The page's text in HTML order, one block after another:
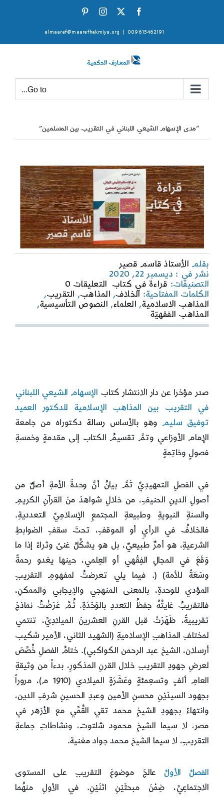
Facebook
X
Instagram
009615462191
almaaref@maarefhekmiya.org
Go to...
“مدى الإسهام الشيعي اللبناني في التقريب بين المسلمين”
بقلم الأستاذ قاسم قصير
نشر في : ديسمبر 22, 2020
التصنيفات: قراءة في كتاب التعليقات 0
“مدى
الإسهام
اللبناني
الكلمات المفتاحية: الخلاف, المذاهب, التقريب,
المذاهب الاسلامية, العلماء, النصوص التأسيسية,
المذاهب الفقهيّة
صدر مؤخرا عن دار الانتشار كتاب الإسهام الشيعي اللبناني
في التقريب بين المذاهب الإسلامية للدكتور العميد
توفيق سليم وهو بالأساس رسالة دكتوراه من جامعة
الإمام الأوزاعي وتمَّ تقسيمُ الكتاب إلى مقدمةٍ وخمسةِ
فصولٍ وخاتِمةٍ
في الفصلِ التمهيدِيِّ تَمَّ بيانُ أنَّ وحدةَ الأمةِ أصلٌ من
أصولِ الدينِ الحنيفِ، من خلالِ شواهدَ منَ القرآنِ الكريمِ
والسنةِ النبويةِ وطبيعةِ المجتمعِ الإسلامِيِّ التعدديةِ.
فالخلافُ في الرأيِ أو الموقفِ، تحتَ سقفِ الضوابطِ
الشرعيةِ، هو أمرٌ طبيعيٌ، بل هو يشكِّلُ غنىً وثراءً إذا ما
وَقَعَ في المجالِ الفِقْهي أو العِلمي، حينها يغدو رحمةً
وسَعَةً للأمة) (. فيما يلي تعرضتُ لمفهومِ التقريبِ
المؤدي للوحدةِ، بالمعنى المنهجي والإيجابي والممكنِ،
فالتقريبُ غايتُهُ حِفظُ التعددِ بالوَحْدَةِ. ثُمَّ عَرَضْتُ نماذجَ
تقريبيةً، ظَهَرَتْ قبل القرنِ العشرينَ الميلادِيِّ، تنتمي
لمختلفِ المذاهبِ الإسلاميةِ (الشهيد الثاني، الأمير شكيب
أرسلان، الشيخ عبد الرحمن الكواكبي). ختامُ الفصلِ خُصِّصَ
لعرضِ جهودِ التقريبِ خلال القرنِ المذكورِ، بدءاً من وثيقةِ
العامِ ألفٍ وتسعِمئةٍ وعَشَرَةٍ الميلادي (1910 م)، مروراً
بجهود السيدَيْنِ محسنِ الأمين وعبدِ الحسينِ شرفِ الدين،
وانتهاءً بجهودِ الشيخِ محمد تقي القُمِّي مع الأزهر في
مصر، لا سيما الشيخِ محمود شلتوت، ونشاطاتِ جماعةِ
التقريبِ، لا سيما الشيخ محمد جواد مغنية.
الفصلُ الأولُ عالجَ موضوعَ التقريبِ على المستوى
الاجتماعِيِّ، ضِمْنَ مبحثَيْنِ اثنَيْنِ. في الأولِ منهُما